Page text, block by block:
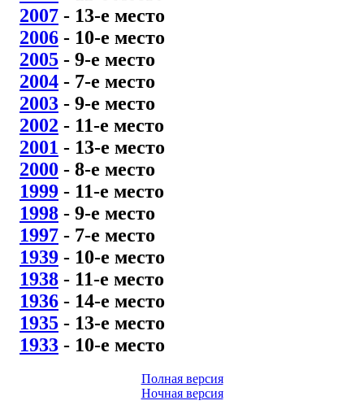
2007 - 13-е место
2006 - 10-е место
2005 - 9-е место
2004 - 7-е место
2003 - 9-е место
2002 - 11-е место
2001 - 13-е место
2000 - 8-е место
1999 - 11-е место
1998 - 9-е место
1997 - 7-е место
1939 - 10-е место
1938 - 11-е место
1936 - 14-е место
1935 - 13-е место
1933 - 10-е место
Полная версия
Ночная версия